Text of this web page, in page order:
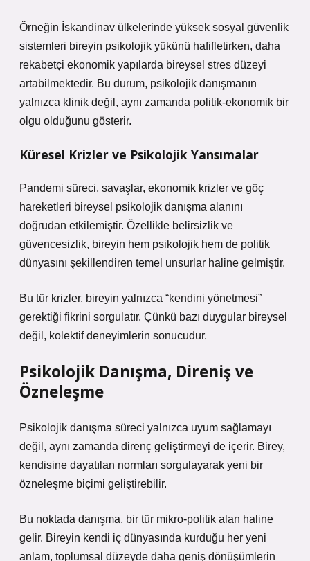
Örneğin İskandinav ülkelerinde yüksek sosyal güvenlik
sistemleri bireyin psikolojik yükünü hafifletirken, daha
rekabetçi ekonomik yapılarda bireysel stres düzeyi
artabilmektedir. Bu durum, psikolojik danışmanın
yalnızca klinik değil, aynı zamanda politik-ekonomik bir
olgu olduğunu gösterir.
Küresel Krizler ve Psikolojik Yansımalar
Pandemi süreci, savaşlar, ekonomik krizler ve göç
hareketleri bireysel psikolojik danışma alanını
doğrudan etkilemiştir. Özellikle belirsizlik ve
güvencesizlik, bireyin hem psikolojik hem de politik
dünyasını şekillendiren temel unsurlar haline gelmiştir.
Bu tür krizler, bireyin yalnızca “kendini yönetmesi”
gerektiği fikrini sorgulatır. Çünkü bazı duygular bireysel
değil, kolektif deneyimlerin sonucudur.
Psikolojik Danışma, Direniş ve
Özneleşme
Psikolojik danışma süreci yalnızca uyum sağlamayı
değil, aynı zamanda direnç geliştirmeyi de içerir. Birey,
kendisine dayatılan normları sorgulayarak yeni bir
özneleşme biçimi geliştirebilir.
Bu noktada danışma, bir tür mikro-politik alan haline
gelir. Bireyin kendi iç dünyasında kurduğu her yeni
anlam, toplumsal düzeyde daha geniş dönüşümlerin